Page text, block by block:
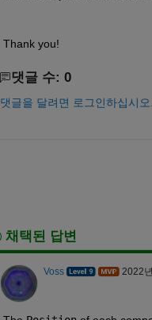
Thank you!
댓글 수: 0
댓글을 달려면 로그인하십시오.
채택된 답변
Voss 2022